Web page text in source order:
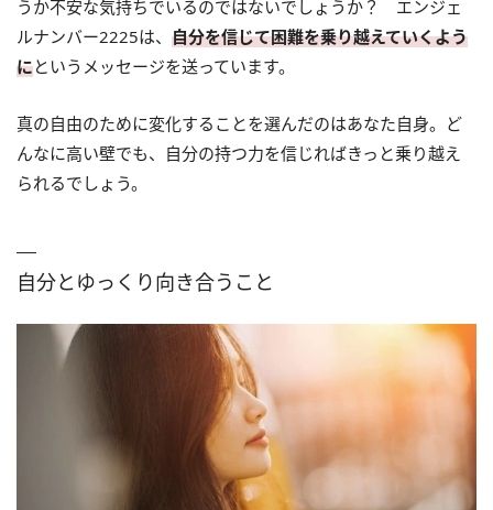
うか不安な気持ちでいるのではないでしょうか？ エンジェ
ルナンバー2225は、 自分を信じて困難を乗り越えていくよう
にというメッセージを送っています。
真の自由のために変化することを選んだのはあなた自身。ど
んなに高い壁でも、自分の持つ力を信じればきっと乗り越え
られるでしょう。
自分とゆっくり向き合うこと